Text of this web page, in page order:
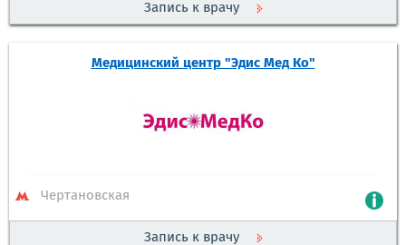
Запись к врачу
Медицинский центр "Эдис Мед Ко"
Чертановская
Запись к врачу